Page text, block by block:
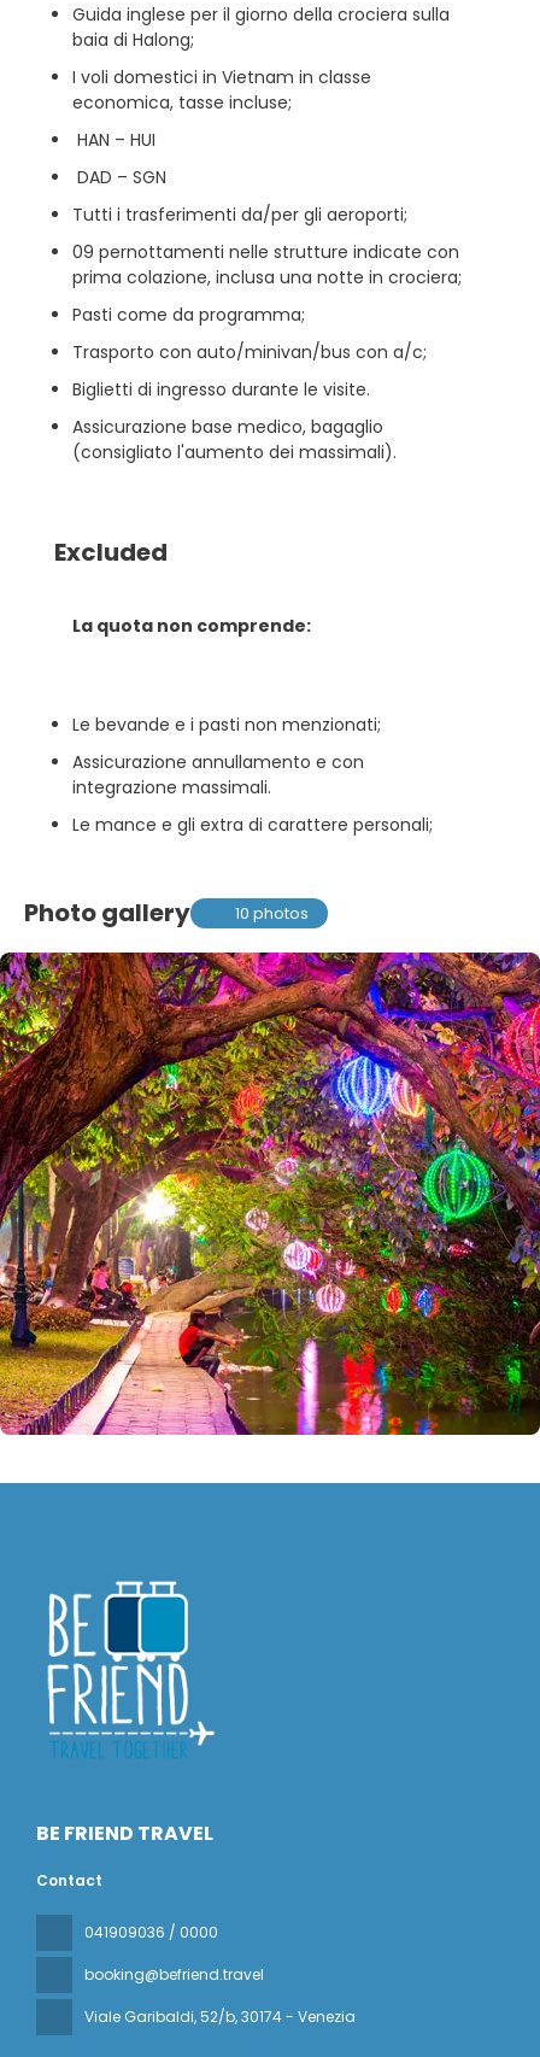
Guida inglese per il giorno della crociera sulla
baia di Halong;
I voli domestici in Vietnam in classe
economica, tasse incluse;
HAN – HUI
DAD – SGN
Tutti i trasferimenti da/per gli aeroporti;
09 pernottamenti nelle strutture indicate con
prima colazione, inclusa una notte in crociera;
Pasti come da programma;
Trasporto con auto/minivan/bus con a/c;
Biglietti di ingresso durante le visite.
Assicurazione base medico, bagaglio
(consigliato l'aumento dei massimali).
Excluded
La quota non comprende:
Le bevande e i pasti non menzionati;
Assicurazione annullamento e con
integrazione massimali.
Le mance e gli extra di carattere personali;
Photo gallery 10 photos
BE FRIEND TRAVEL
Contact
041909036 / 0000
booking@befriend.travel
Viale Garibaldi, 52/b, 30174 - Venezia